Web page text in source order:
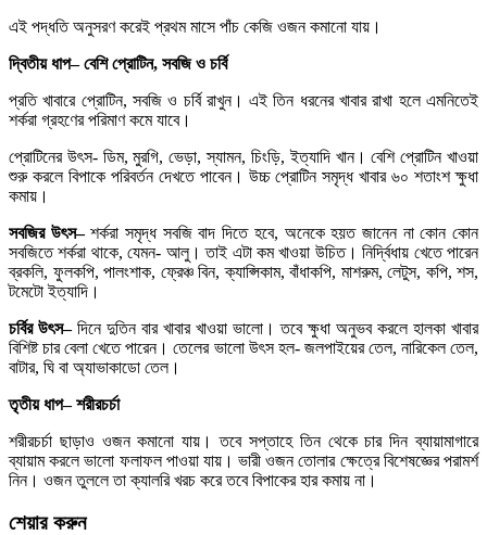
এই পদ্ধতি অনুসরণ করেই প্রথম মাসে পাঁচ কেজি ওজন কমানো যায়।
দ্বিতীয় ধাপ–বেশি প্রোটিন, সবজি ও চর্বি
প্রতি খাবারে প্রোটিন, সবজি ও চর্বি রাখুন। এই তিন ধরনের খাবার রাখা হলে এমনিতেই
শর্করা গ্রহণের পরিমাণ কমে যাবে।
প্রোটিনের উৎস- ডিম, মুরগি, ভেড়া, স্যামন, চিংড়ি, ইত্যাদি খান। বেশি প্রোটিন খাওয়া
শুরু করলে বিপাকে পরিবর্তন দেখতে পাবেন। উচ্চ প্রোটিন সমৃদ্ধ খাবার ৬০ শতাংশ ক্ষুধা
কমায়।
সবজির উৎস–শর্করা সমৃদ্ধ সবজি বাদ দিতে হবে, অনেকে হয়ত জানেন না কোন কোন
সবজিতে শর্করা থাকে, যেমন- আলু। তাই এটা কম খাওয়া উচিত। নির্দ্বিধায় খেতে পারেন
ব্রকলি, ফুলকপি, পালংশাক, ফ্রেঞ্চ বিন, ক্যাপ্সিকাম, বাঁধাকপি, মাশরুম, লেটুস, কপি, শস,
টমেটো ইত্যাদি।
চর্বির উৎস–দিনে দুতিন বার খাবার খাওয়া ভালো। তবে ক্ষুধা অনুভব করলে হালকা খাবার
বিশিষ্ট চার বেলা খেতে পারেন। তেলের ভালো উৎস হল- জলপাইয়ের তেল, নারিকেল তেল,
বাটার, ঘি বা অ্যাভাকাডো তেল।
তৃতীয় ধাপ–শরীরচর্চা
শরীরচর্চা ছাড়াও ওজন কমানো যায়। তবে সপ্তাহে তিন থেকে চার দিন ব্যায়ামাগারে
ব্যায়াম করলে ভালো ফলাফল পাওয়া যায়। ভারী ওজন তোলার ক্ষেত্রে বিশেষজ্ঞের পরামর্শ
নিন। ওজন তুললে তা ক্যালরি খরচ করে তবে বিপাকের হার কমায় না।
শেয়ার করুন